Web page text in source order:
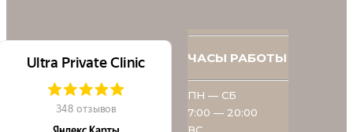
ЧАСЫ РАБОТЫ
ПН — СБ
7:00 — 20:00
ВС